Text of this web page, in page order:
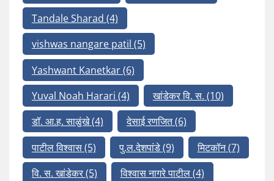
Tandale Sharad (4)
vishwas nangare patil (5)
Yashwant Kanetkar(6)
Yuval Noah Harari (4) खांडेकर वि. स. (10)
डॉ. आ.ह. साळुंखे(4) देसाई रणजित(6)
पाटील विश्वास(5) पु.ल.देशपांडे(9) मिटकॉन(7)
वि. स. खांडेकर(5) विश्वास नागरे पाटील(4)